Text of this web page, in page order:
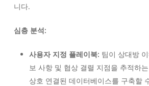
니다.
심층 분석:
사용자 지정 플레이북: 팀이 상대방
보 사항 및 협상 결렬 지점을 추적하
상호 연결된 데이터베이스를 구축할